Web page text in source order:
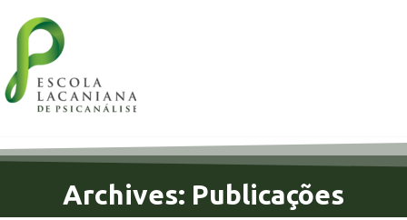
Archives: Publicações